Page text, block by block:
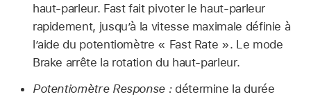
haut-parleur. Fast fait pivoter le haut-parleur
rapidement, jusqu’à la vitesse maximale définie à
l’aide du potentiomètre « Fast Rate ». Le mode
Brake arrête la rotation du haut-parleur.
Potentiomètre Response :détermine la durée